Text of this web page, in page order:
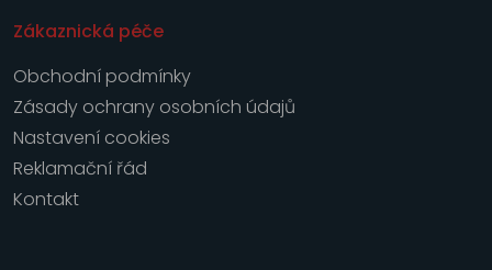
Zákaznická péče
Obchodní podmínky
Zásady ochrany osobních údajů
Nastavení cookies
Reklamační řád
Kontakt